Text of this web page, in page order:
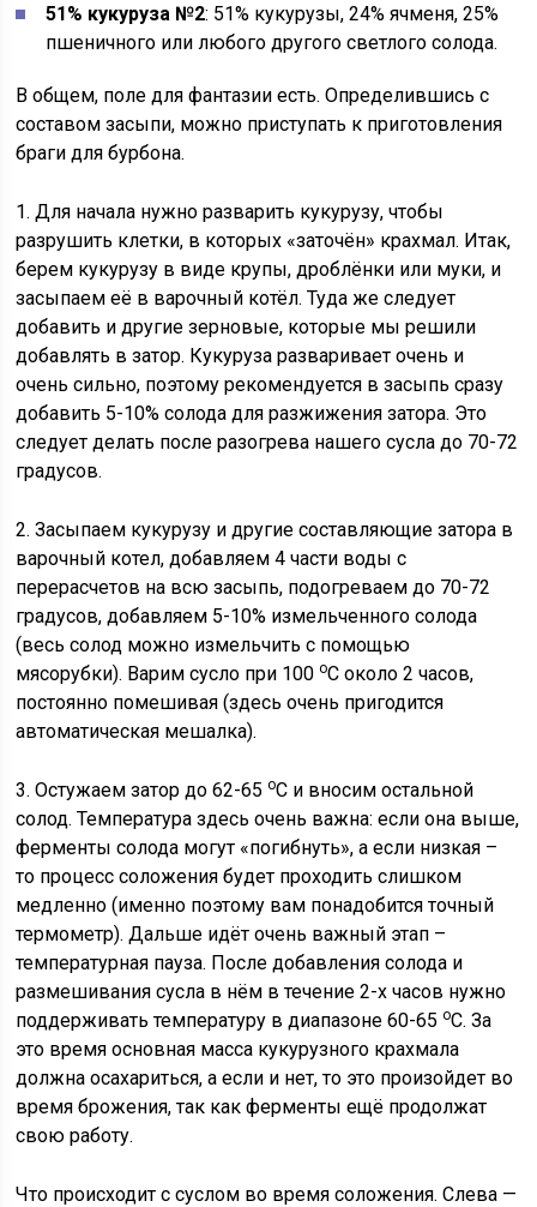
51% кукуруза №2: 51% кукурузы, 24% ячменя, 25%
пшеничного или любого другого светлого солода.
В общем, поле для фантазии есть. Определившись с
составом засыпи, можно приступать к приготовления
браги для бурбона.
1. Для начала нужно разварить кукурузу, чтобы
разрушить клетки, в которых «заточён» крахмал. Итак,
берем кукурузу в виде крупы, дроблёнки или муки, и
засыпаем её в варочный котёл. Туда же следует
добавить и другие зерновые, которые мы решили
добавлять в затор. Кукуруза разваривает очень и
очень сильно, поэтому рекомендуется в засыпь сразу
добавить 5-10% солода для разжижения затора. Это
следует делать после разогрева нашего сусла до 70-72
градусов.
2. Засыпаем кукурузу и другие составляющие затора в
варочный котел, добавляем 4 части воды с
перерасчетов на всю засыпь, подогреваем до 70-72
градусов, добавляем 5-10% измельченного солода
(весь солод можно измельчить с помощью
мясорубки). Варим сусло при 100оС около 2 часов,
постоянно помешивая (здесь очень пригодится
автоматическая мешалка).
3. Остужаем затор до 62-65оС и вносим остальной
солод. Температура здесь очень важна: если она выше,
ферменты солода могут «погибнуть», а если низкая –
то процесс соложения будет проходить слишком
медленно (именно поэтому вам понадобится точный
термометр). Дальше идёт очень важный этап –
температурная пауза. После добавления солода и
размешивания сусла в нём в течение 2-х часов нужно
поддерживать температуру в диапазоне 60-65оС. За
это время основная масса кукурузного крахмала
должна осахариться, а если и нет, то это произойдет во
время брожения, так как ферменты ещё продолжат
свою работу.
Что происходит с суслом во время соложения. Слева —